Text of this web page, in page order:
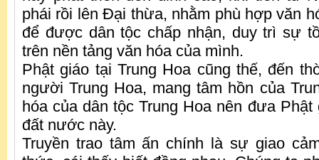
phái rồi lên Đại thừa, nhằm phù hợp văn
để được dân tộc chấp nhận, duy trì sự
trên nền tảng văn hóa của mình.
Phật giáo tại Trung Hoa cũng thế, đến
người Trung Hoa, mang tâm hồn của
hóa của dân tộc Trung Hoa nên đưa
đất nước này.
Truyền trao tâm ấn chính là sự giao